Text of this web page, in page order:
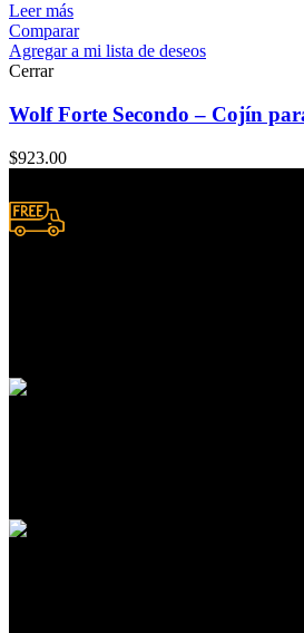
Leer más
Comparar
Agregar a mi lista de deseos
Cerrar
Wolf Forte Secondo – Cojín
$923.00